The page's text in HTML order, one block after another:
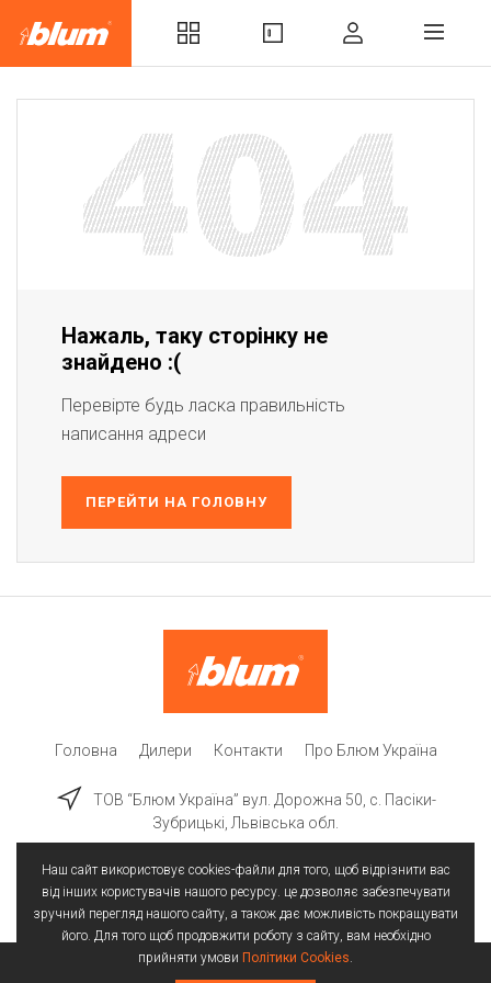
Нажаль, таку сторінку не
знайдено :(
Перевірте будь ласка правильність
написання адреси
ПЕРЕЙТИ НА ГОЛОВНУ
Головна Дилери Контакти Про Блюм Україна
ТОВ “Блюм Україна” вул. Дорожна 50, c. Пасіки-
Зубрицькі, Львівська обл.
Наш сайт використовує cookies-файли для того, щоб відрізнити вас
від інших користувачів нашого ресурсу. це дозволяє забезпечувати
зручний перегляд нашого сайту, а також дає можливість покращувати
його. Для того щоб продовжити роботу з сайту, вам необхідно
прийняти умови Політики Cookies.